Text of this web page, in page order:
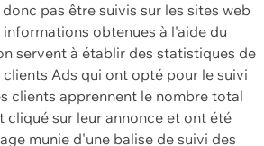
pas être suivis sur les sites web
informations obtenues à l'aide du
servent à établir des statistiques de
Ads qui ont opté pour le suivi
clients apprennent le nombre total
cliqué sur leur annonce et ont été
munie d'une balise de suivi des